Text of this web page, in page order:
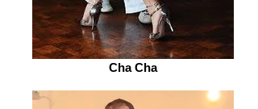
Cha Cha